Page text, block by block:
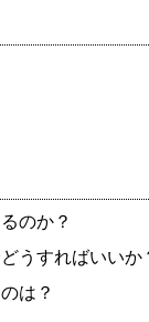
のか？
うすればいいか
は？